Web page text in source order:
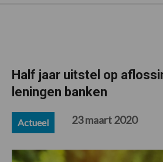
Half jaar uitstel op
leningen banken
Actueel 23 maart 2020